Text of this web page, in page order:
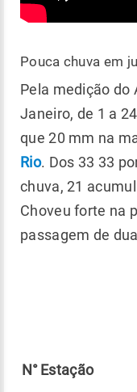
Pouca chuva em
Pela medição do
Janeiro, de 1 a
que 20 mm na
Rio. Dos 33 33
chuva, 21
Choveu forte na
passagem de
N°Estação